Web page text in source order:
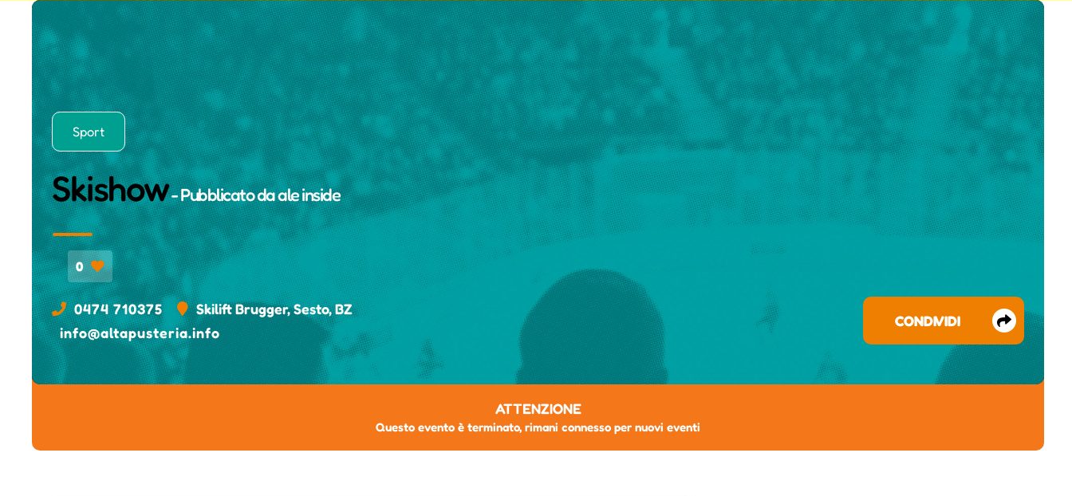
Sport
Skishow- Pubblicato daale inside
0
0474 710375
Skilift Brugger, Sesto, BZ
info@altapusteria.info
CONDIVIDI
ATTENZIONE
Questo evento è terminato, rimani connesso per nuovi eventi